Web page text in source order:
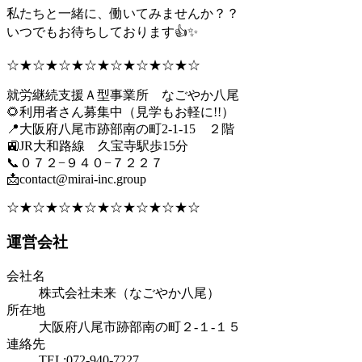
私たちと一緒に、働いてみませんか？？
いつでもお待ちしております👍✨
☆★☆★☆★☆★☆★☆★☆★☆
就労継続支援Ａ型事業所 なごやか八尾
🌻利用者さん募集中（見学もお軽に!!）
📍大阪府八尾市跡部南の町2-1-15 ２階
🚉JR大和路線 久宝寺駅歩15分
📞０７２−９４０−７２２７
📩contact@mirai-inc.group
☆★☆★☆★☆★☆★☆★☆★☆
運営会社
会社名
株式会社未来（なごやか八尾）
所在地
大阪府八尾市跡部南の町２-１-１５
連絡先